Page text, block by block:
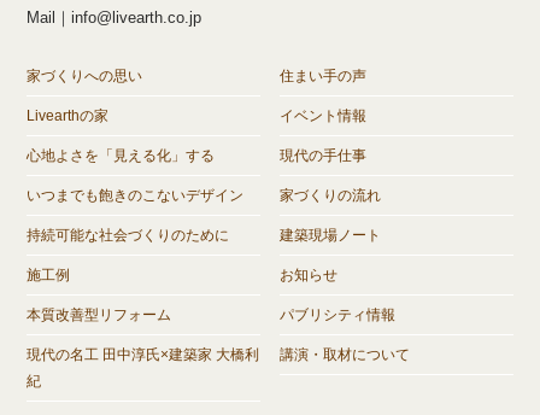
Mail｜info@livearth.co.jp
家づくりへの思い
Livearthの家
心地よさを「見える化」する
いつまでも飽きのこないデザイン
持続可能な社会づくりのために
施工例
本質改善型リフォーム
現代の名工 田中淳氏×建築家 大橋利
紀
住まい手の声
イベント情報
現代の手仕事
家づくりの流れ
建築現場ノート
お知らせ
パブリシティ情報
講演・取材について